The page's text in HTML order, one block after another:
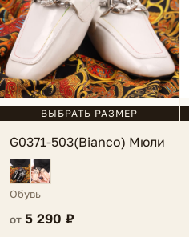
ВЫБРАТЬ РАЗМЕР
G0371-503(Bianco) Мюли
Обувь
от 5 290 ₽